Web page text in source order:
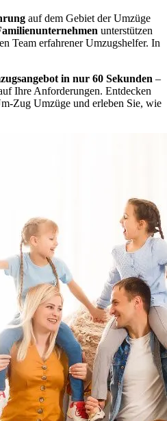
auf dem Gebiet der Umzüge
unterstützen
Team erfahrener Umzugshelfer. In
in nur 60 Sekunden –
Ihre Anforderungen. Entdecken
Zug Umzüge und erleben Sie, wie